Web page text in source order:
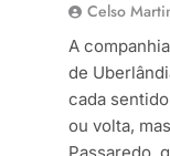
Celso
A
de
cada
ou volta,